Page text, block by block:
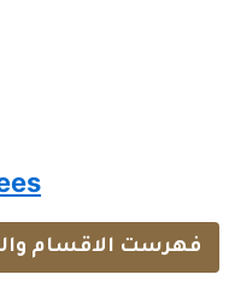
فهرست الاقسام